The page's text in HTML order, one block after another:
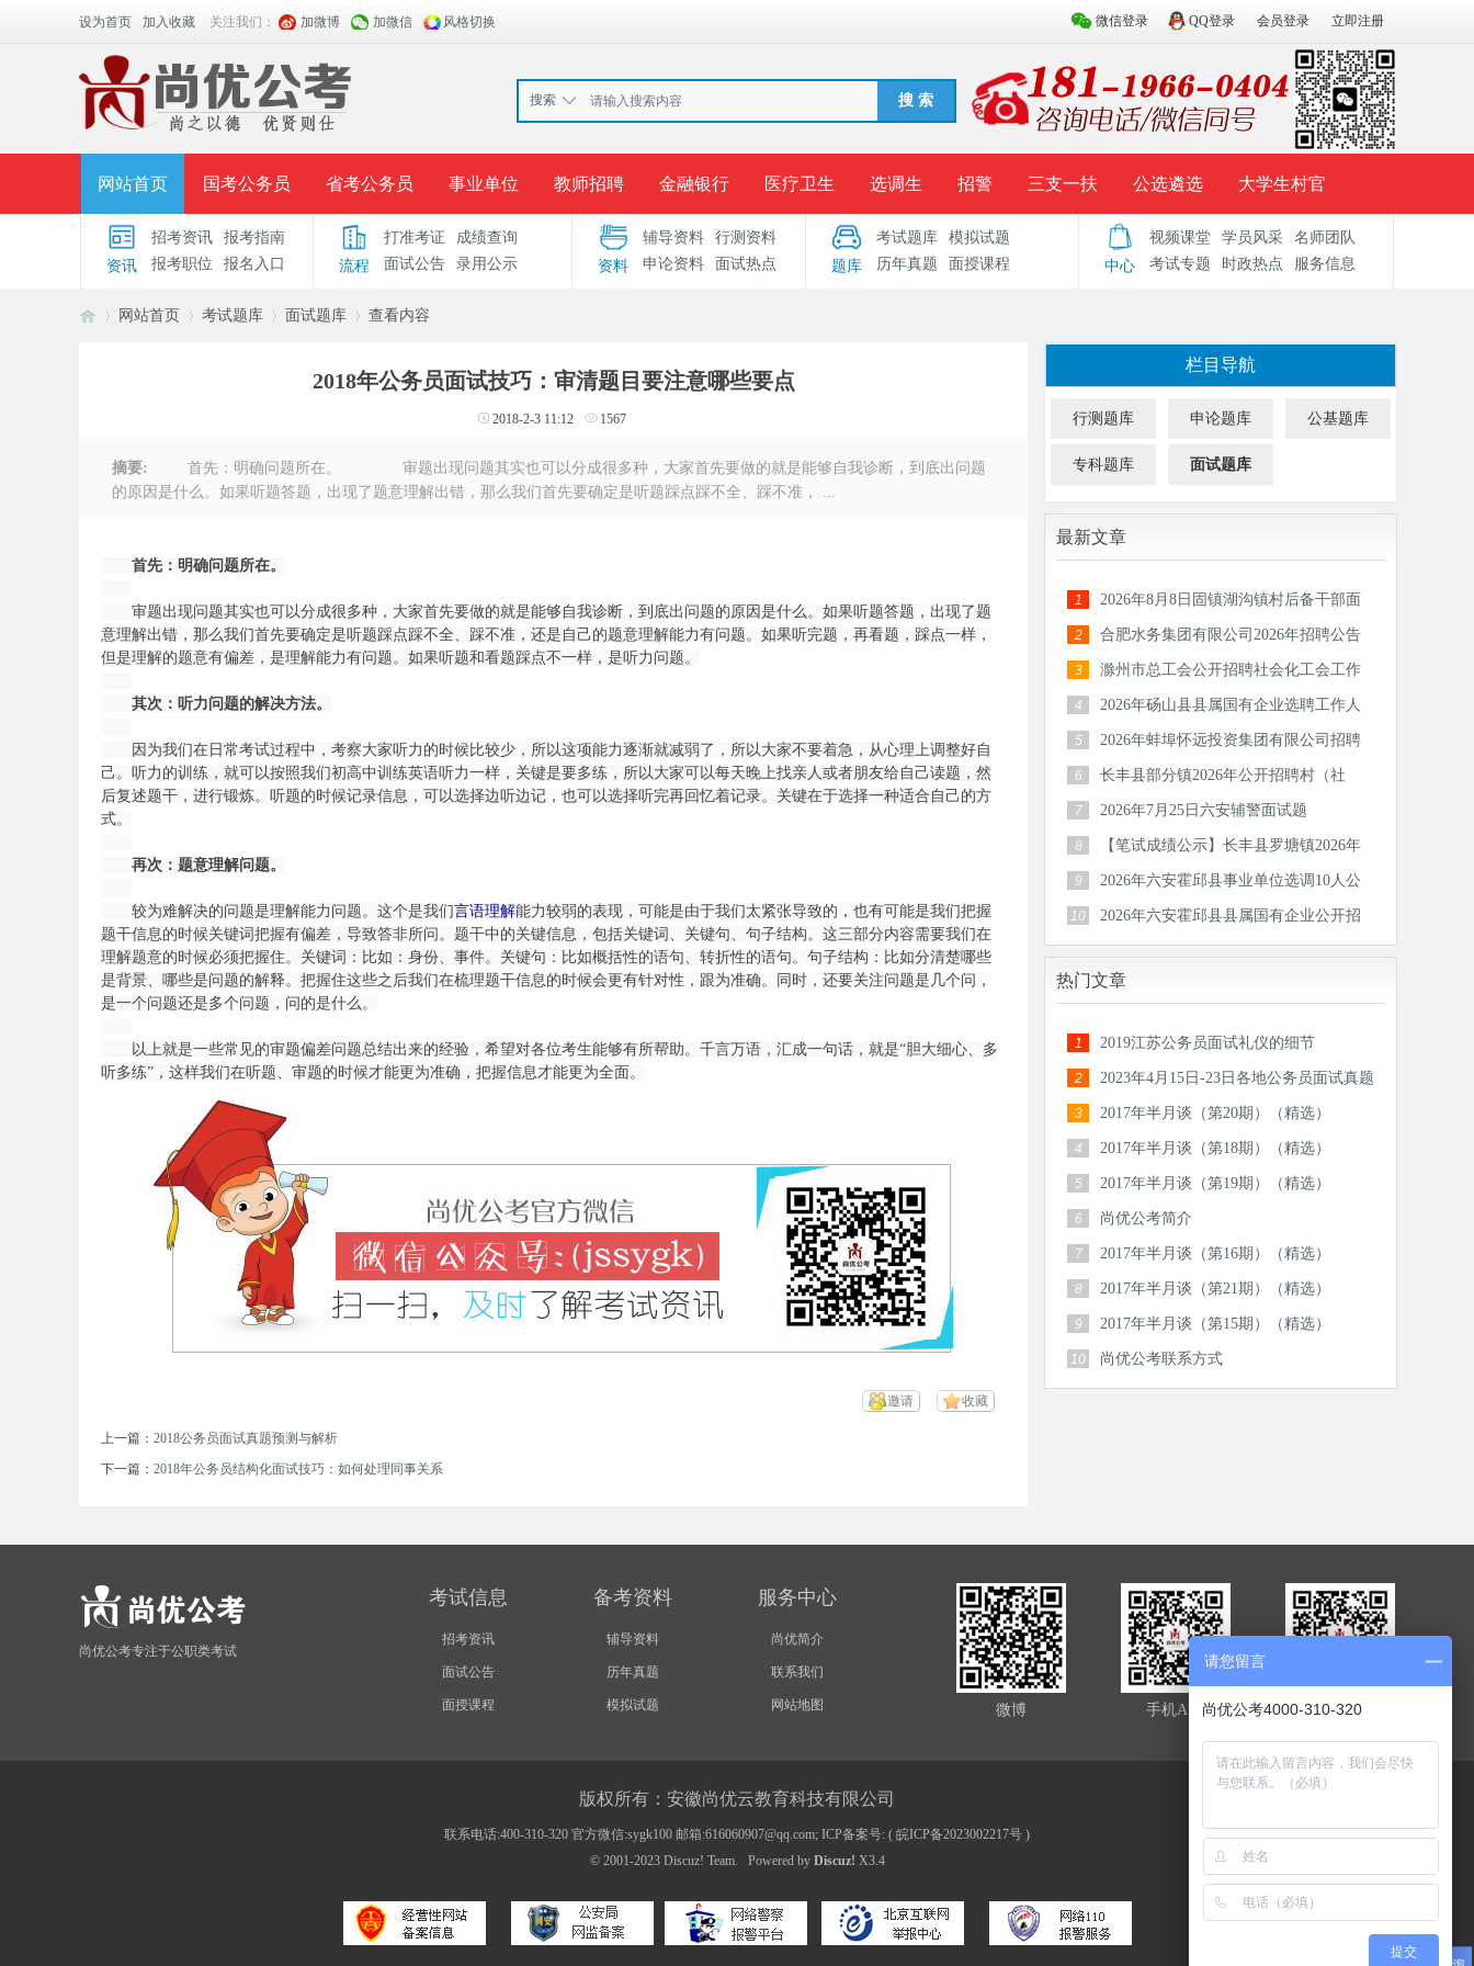
微信登录 QQ登录 会员登录 立即注册
设为首页 加入收藏 关注我们： 加微博 加微信 风格切换
搜索 搜 索
网站首页 国考公务员 省考公务员 事业单位 教师招聘 金融银行 医疗卫生 选调生 招警 三支一扶 公选遴选 大学生村官
面授课程 招考公告 面试公告 报考指导 准考证打印 成绩查询 录用公示 考试题库 辅导资料 历年真题 模拟试题
时政热点 视频课堂 名师团队 学员风采
资讯
招考资讯
报考指南
报考职位
报名入口 流程
打准考证
成绩查询
面试公告
录用公示 资料
辅导资料
行测资料
申论资料
面试热点 题库
考试题库
模拟试题
历年真题
面授课程 中心
视频课堂 学员风采
名师团队
考试专题
时政热点 服务信息
网站首页 考试题库 面试题库 查看内容
2018年公务员面试技巧：审清题目要注意哪些要点
2018-2-3 11:12 1567
摘要:
首先：明确问题所在。 审题出现问题其实也可以分成很多种，大家首先要做的就是能够自我诊断，到底出问题
的原因是什么。如果听题答题，出现了题意理解出错，那么我们首先要确定是听题踩点踩不全、踩不准， ...
首先：明确问题所在。
审题出现问题其实也可以分成很多种，大家首先要做的就是能够自我诊断，到底出问题的原因是什么。如果听题答题，出现了题
意理解出错，那么我们首先要确定是听题踩点踩不全、踩不准，还是自己的题意理解能力有问题。如果听完题，再看题，踩点一样，
但是理解的题意有偏差，是理解能力有问题。如果听题和看题踩点不一样，是听力问题。
其次：听力问题的解决方法。
因为我们在日常考试过程中，考察大家听力的时候比较少，所以这项能力逐渐就减弱了，所以大家不要着急，从心理上调整好自
己。听力的训练，就可以按照我们初高中训练英语听力一样，关键是要多练，所以大家可以每天晚上找亲人或者朋友给自己读题，然
后复述题干，进行锻炼。听题的时候记录信息，可以选择边听边记，也可以选择听完再回忆着记录。关键在于选择一种适合自己的方
式。
再次：题意理解问题。
较为难解决的问题是理解能力问题。这个是我们言语理解能力较弱的表现，可能是由于我们太紧张导致的，也有可能是我们把握
题干信息的时候关键词把握有偏差，导致答非所问。题干中的关键信息，包括关键词、关键句、句子结构。这三部分内容需要我们在
理解题意的时候必须把握住。关键词：比如：身份、事件。关键句：比如概括性的语句、转折性的语句。句子结构：比如分清楚哪些
是背景、哪些是问题的解释。把握住这些之后我们在梳理题干信息的时候会更有针对性，跟为准确。同时，还要关注问题是几个问，
是一个问题还是多个问题，问的是什么。
以上就是一些常见的审题偏差问题总结出来的经验，希望对各位考生能够有所帮助。千言万语，汇成一句话，就是“胆大细心、多
听多练”，这样我们在听题、审题的时候才能更为准确，把握信息才能更为全面。
收藏
邀请
上一篇： 2018公务员面试真题预测与解析
下一篇： 2018年公务员结构化面试技巧：如何处理同事关系
栏目导航
行测题库 申论题库 公基题库
专科题库 面试题库
最新文章
1
2026年8月8日固镇湖沟镇村后备干部面
试题
2 合肥水务集团有限公司2026年招聘公告
3
滁州市总工会公开招聘社会化工会工作
者和专
4
2026年砀山县县属国有企业选聘工作人
员公告
5
2026年蚌埠怀远投资集团有限公司招聘
30人公
6
长丰县部分镇2026年公开招聘村（社
区）后备
7 2026年7月25日六安辅警面试题
8
【笔试成绩公示】长丰县罗塘镇2026年
公开招
9
2026年六安霍邱县事业单位选调10人公
告
10
2026年六安霍邱县县属国有企业公开招
聘工作
热门文章
1 2019江苏公务员面试礼仪的细节
2
2023年4月15日-23日各地公务员面试真题
汇总
3 2017年半月谈（第20期）（精选）
4 2017年半月谈（第18期）（精选）
5 2017年半月谈（第19期）（精选）
6 尚优公考简介
7 2017年半月谈（第16期）（精选）
8 2017年半月谈（第21期）（精选）
9 2017年半月谈（第15期）（精选）
10 尚优公考联系方式
尚优公考专注于公职类考试
考试信息
招考资讯
面试公告
面授课程
备考资料
辅导资料
历年真题
模拟试题
服务中心
尚优简介
联系我们
网站地图 官方微信
手机APP
微博
版权所有：安徽尚优云教育科技有限公司
联系电话:400-310-320 官方微信:sygk100 邮箱:616060907@qq.com; ICP备案号: ( 皖ICP备2023002217号 )
© 2001-2023 Discuz! Team. Powered by Discuz! X3.4
请您留言
尚优公考4000-310-320
提交